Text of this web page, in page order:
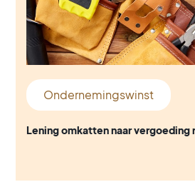
Ondernemingswinst
Lening omkatten naar